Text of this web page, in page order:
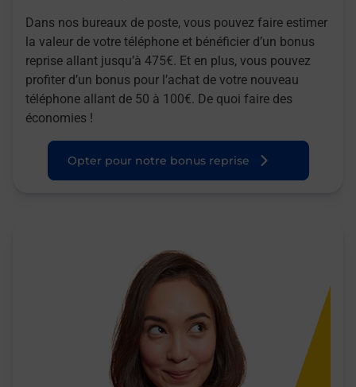
Dans nos bureaux de poste, vous pouvez faire estimer
la valeur de votre téléphone et bénéficier d’un bonus
reprise allant jusqu’à 475€. Et en plus, vous pouvez
profiter d’un bonus pour l’achat de votre nouveau
téléphone allant de 50 à 100€. De quoi faire des
économies !
Opter pour notre bonus reprise